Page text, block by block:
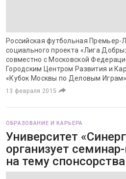
Российская футбольная Премьер-
социального проекта «Лига
совместно с Московской
Городским Центром Развития и
«Кубок Москвы по Деловым Играм».
13 февраля 2015
ОБРАЗОВАНИЕ И КАРЬЕРА
Университет
организует
на тему